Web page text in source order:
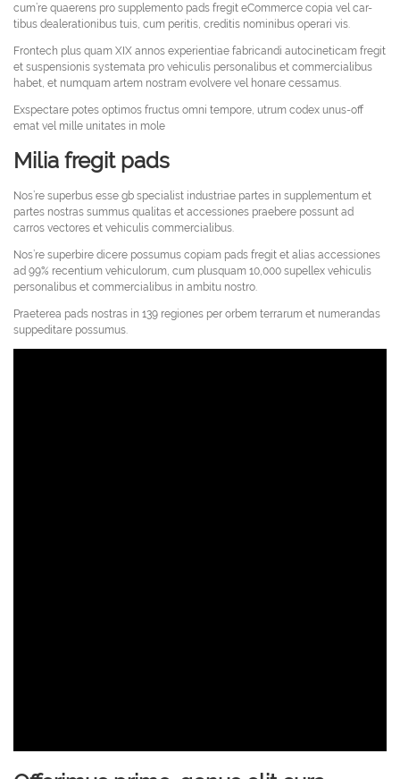
cum’re quaerens pro supplemento pads fregit eCommerce copia vel car-
tibus dealerationibus tuis, cum peritis, creditis nominibus operari vis.
Frontech plus quam XIX annos experientiae fabricandi autocineticam fregit
et suspensionis systemata pro vehiculis personalibus et commercialibus
habet, et numquam artem nostram evolvere vel honare cessamus.
Exspectare potes optimos fructus omni tempore, utrum codex unus-off
emat vel mille unitates in mole
Milia fregit pads
Nos’re superbus esse gb specialist industriae partes in supplementum et
partes nostras summus qualitas et accessiones praebere possunt ad
carros vectores et vehiculis commercialibus.
Nos’re superbire dicere possumus copiam pads fregit et alias accessiones
ad 99% recentium vehiculorum, cum plusquam 10,000 supellex vehiculis
personalibus et commercialibus in ambitu nostro.
Praeterea pads nostras in 139 regiones per orbem terrarum et numerandas
suppeditare possumus.